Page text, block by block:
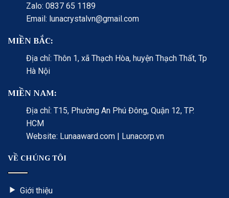
Zalo: 0837 65 1189
Email: lunacrystalvn@gmail.com
MIỀN BẮC:
Địa chỉ: Thôn 1, xã Thạch Hòa, huyện Thạch Thất, Tp
Hà Nội
MIỀN NAM:
Địa chỉ: T15, Phường An Phú Đông, Quận 12, TP.
HCM
Website: Lunaaward.com | Lunacorp.vn
VỀ CHÚNG TÔI
Giới thiệu